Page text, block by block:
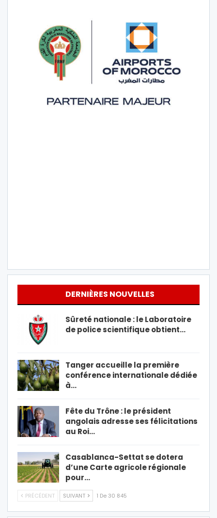
DERNIÈRES NOUVELLES
Sûreté nationale : le Laboratoire
de police scientifique obtient…
Tanger accueille la première
conférence internationale dédiée
à…
Fête du Trône : le président
angolais adresse ses félicitations
au Roi…
Casablanca-Settat se dotera
d’une Carte agricole régionale
pour…
PRÉCÉDENT SUIVANT 1 De 30 845